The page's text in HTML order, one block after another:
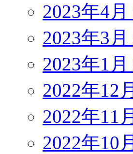
2023年4月
2023年3月
2023年1月
2022年12
2022年11
2022年10